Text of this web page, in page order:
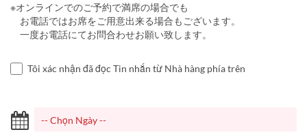
※オンラインでのご予約で満席の場合でも
お電話ではお席をご用意出来る場合もございます。
一度お電話にてお問合わせお願い致します。
Tôi xác nhận đã đọc Tin nhắn từ Nhà hàng phía trên